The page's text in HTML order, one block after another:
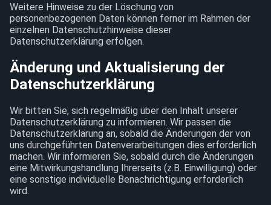
Weitere Hinweise zu der Löschung von
personenbezogenen Daten können ferner im Rahmen der
einzelnen Datenschutzhinweise dieser
Datenschutzerklärung erfolgen.
Änderung und Aktualisierung der
Datenschutzerklärung
Wir bitten Sie, sich regelmäßig über den Inhalt unserer
Datenschutzerklärung zu informieren. Wir passen die
Datenschutzerklärung an, sobald die Änderungen der von
uns durchgeführten Datenverarbeitungen dies erforderlich
machen. Wir informieren Sie, sobald durch die Änderungen
eine Mitwirkungshandlung Ihrerseits (z.B. Einwilligung) oder
eine sonstige individuelle Benachrichtigung erforderlich
wird.